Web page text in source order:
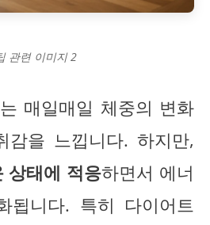
관련 이미지 2
매일매일 체중의 변화
감을 느낍니다. 하지만,
상태에 적응하면서 에너
됩니다. 특히 다이어트